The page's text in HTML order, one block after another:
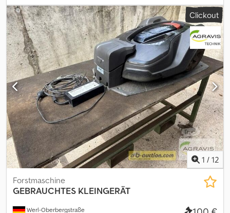
Max. Flächenleistung bis 3000 qm Auf diese Maschine können Sie
Online bieten Der Startpreis beträgt 100.00 EUR excl. MwSt.
Registrieren Sie sich kostenlos und bieten Sie mit. Hier geht es
zur Auktion: ----- ----- Exciting Online Auction! Start bidding on
NOW! ab-auction Cjdpfx Aszqpvgshzjha Gebrauchtgegenstände
Sonderregelung. Der Verkauf erfolgt gemäß §25a UstG –
Differenzbesteuerung. Mehrwertsteuer nicht ausweisbar.
Clickout
1 / 12
Werl-Oberbergstraße
Forstmaschine
GEBRAUCHTES KLEINGERÄT